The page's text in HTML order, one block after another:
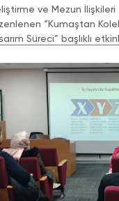
ve Mezun İlişkileri
“Kumaştan
Süreci” başlıklı